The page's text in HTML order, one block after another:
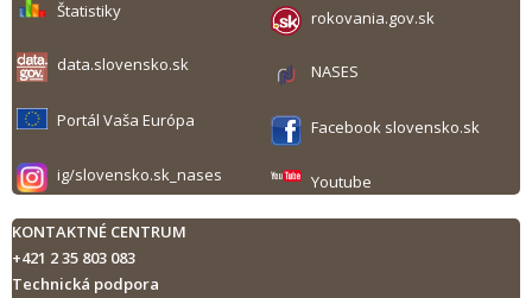
Štatistiky rokovania.gov.sk
data.slovensko.sk NASES
Portál Vaša Európa Facebook slovensko.sk
ig/slovensko.sk_nases Youtube
KONTAKTNÉ CENTRUM
+421 2 35 803 083
Technická podpora